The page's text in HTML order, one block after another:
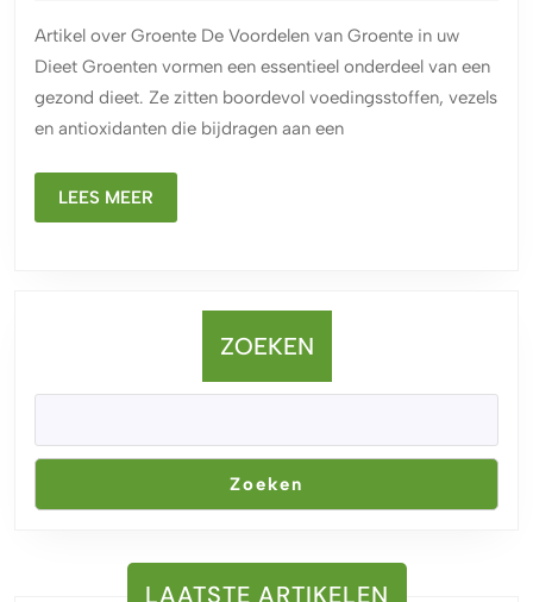
Verse
Groente
in
Artikel over Groente De Voordelen van Groente in uw
Dieet Groenten vormen een essentieel onderdeel van een
gezond dieet. Ze zitten boordevol voedingsstoffen, vezels
en antioxidanten die bijdragen aan een
LEES MEER
MEER
ZOEKEN
Zoeken
LAATSTE ARTIKELEN